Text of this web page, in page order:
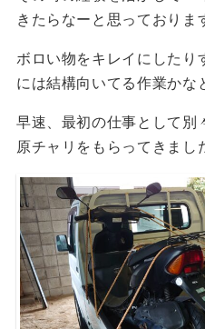
きたらなーと思っておりま
ボロい物をキレイにしたり
には結構向いてる作業かな
早速、最初の仕事として別
原チャリをもらってきまし